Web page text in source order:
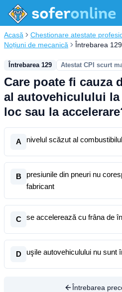
Acasă Chestionare atestate
Noțiuni de mecanică
Întrebarea 129
Întrebarea 129 Atestat CPI scurt
Care poate fi cauza
al autovehiculului
loc sau la
A nivelul scăzut al
B
presiunile din pneuri nu
fabricant
C se accelerează cu frâna de
D uşile autovehiculului nu sunt
Întrebarea